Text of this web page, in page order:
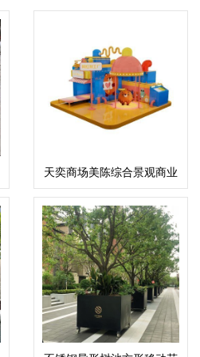
天奕商场美陈综合景观商业
街美陈